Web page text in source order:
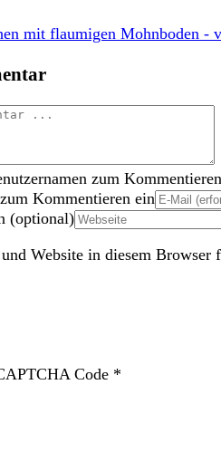
mit flaumigen Mohnboden -
zum
Kommentieren ein
(optional)
Website in diesem Browser
Code *